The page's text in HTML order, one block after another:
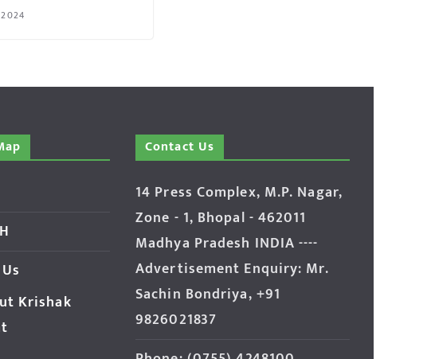
Krishak
Contact Us
14 Press Complex, M.P. Nagar,
Zone - 1, Bhopal - 462011
Madhya Pradesh INDIA ----
Advertisement Enquiry: Mr.
Sachin Bondriya, +91
9826021837